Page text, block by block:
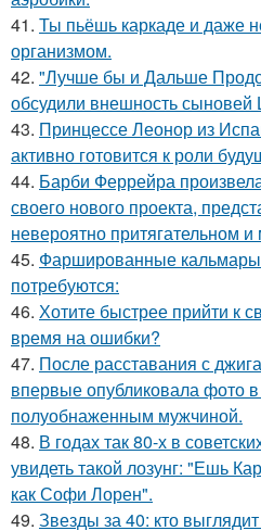
41. Ты пьёшь каркаде и даже
организмом.
42. "Лучше бы и Дальше
обсудили внешность сыновей
43. Принцессе Леонор из
активно готовится к роли
44. Барби Феррейра
своего нового проекта,
невероятно притягательном
45. Фаршированные
потребуются:
46. Хотите быстрее прийти к
время на ошибки?
47. После расставания с
впервые опубликовала фото в
полуобнаженным мужчиной.
48. В годах так 80-х в
увидеть такой лозунг: "Ешь
как Софи Лорен".
49. Звезды за 40: кто выглядит